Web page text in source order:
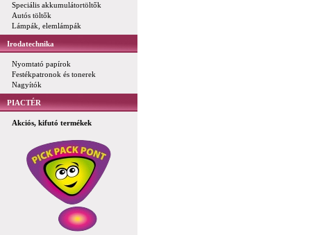
Speciális akkumulátortöltők
Autós töltők
Lámpák, elemlámpák
Irodatechnika
Nyomtató papírok
Festékpatronok és tonerek
Nagyítók
PIACTÉR
Akciós, kifutó termékek